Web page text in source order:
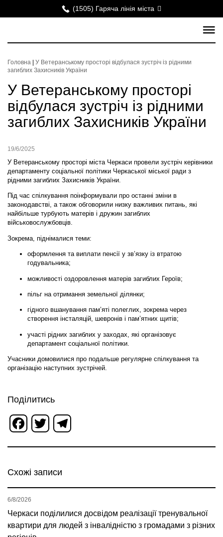
(1505) Гаряча лінія міста
Головна
У Ветеранському просторі відбулася зустріч із рідними
загиблих Захисників України
У Ветеранському просторі
відбулася зустріч із рідними
загиблих Захисників України
19/6/2025
У Ветеранському просторі міста Черкаси провели зустріч керівники
департаменту соціальної політики Черкаської міської ради з
рідними загиблих Захисників України.
Під час спілкування поінформували про останні зміни в
законодавстві, а також обговорили низку важливих питань, які
найбільше турбують матерів і дружин загиблих
військовослужбовців.
Зокрема, піднімалися теми:
оформлення та виплати пенсії у зв’язку із втратою
годувальника;
можливості оздоровлення матерів загиблих Героїв;
пільг на отримання земельної ділянки;
гідного вшанування пам’яті полеглих, зокрема через
створення інсталяцій, шевронів і пам’ятних щитів;
участі рідних загиблих у заходах, які організовує
департамент соціальної політики.
Учасники домовилися про подальше регулярне спілкування та
організацію наступних зустрічей.
Поділитись
Facebook
Twitter
Схожі записи
Черкаси поділилися досвідом реалізації тренувальної
квартири для людей з інвалідністю з громадами з різних
6/8/2026